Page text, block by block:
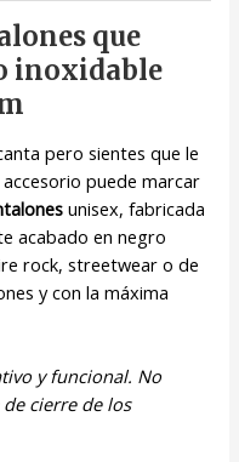
que
inoxidable
pero sientes que le
puede marcar
unisex, fabricada
acabado en negro
rock, streetwear o de
y con la máxima
y funcional. No
cierre de los